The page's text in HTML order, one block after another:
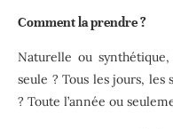
Comment la prendre ?
Naturelle ou
seule ? Tous les jours,
? Toute l’année ou